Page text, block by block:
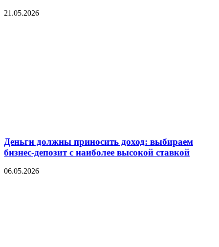
21.05.2026
Деньги должны приносить доход: выбираем
бизнес-депозит с наиболее высокой ставкой
06.05.2026